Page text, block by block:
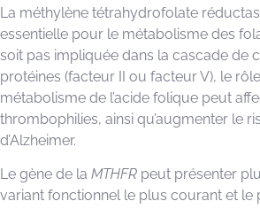
La méthylène tétrahydrofolate
essentielle pour le métabolisme des
soit pas impliquée dans la cascade de
protéines (facteur II ou facteur V), le
métabolisme de l’acide folique peut
thrombophilies, ainsi qu’augmenter le
d’Alzheimer.
Le gène de la MTHFR peut présenter
variant fonctionnel le plus courant et le